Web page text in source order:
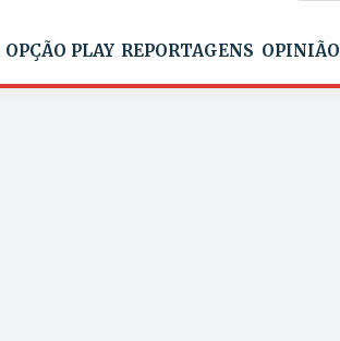
OPÇÃO PLAY REPORTAGENS OPINIÃO